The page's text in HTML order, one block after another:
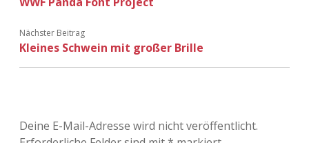
Nächster Beitrag
Kleines Schwein mit großer Brille
Deine E-Mail-Adresse wird nicht veröffentlicht.